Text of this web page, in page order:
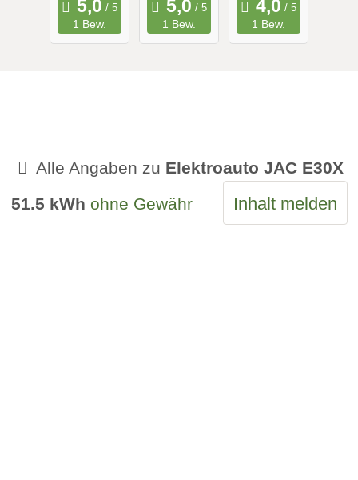
Reichweit
e
1 Bew.
Range
1 Bew. 1 Bew.
Alle Angaben zu Elektroauto JAC E30X
51.5 kWh ohne Gewähr Inhalt melden